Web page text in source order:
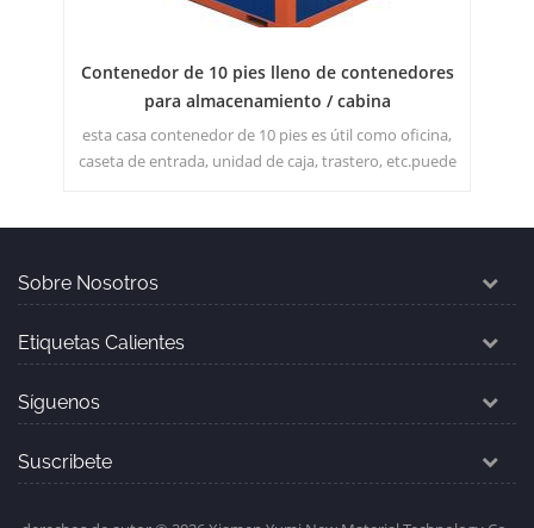
Contenedor de 10 pies lleno de contenedores
para almacenamiento / cabina
esta casa contenedor de 10 pies es útil como oficina,
caseta de entrada, unidad de caja, trastero, etc.puede
Sobre Nosotros
Etiquetas Calientes
Síguenos
Suscribete